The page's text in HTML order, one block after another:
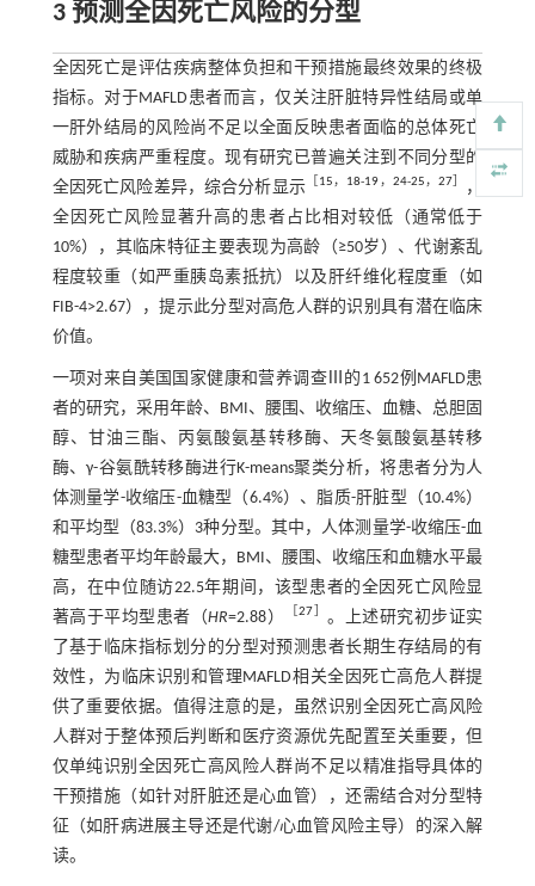
3 预测全因死亡风险的分型
全因死亡是评估疾病整体负担和干预措施最终效果的终极
指标。对于MAFLD患者而言，仅关注肝脏特异性结局或单
一肝外结局的风险尚不足以全面反映患者面临的总体死亡
威胁和疾病严重程度。现有研究已普遍关注到不同分型的
全因死亡风险差异，综合分析显示［15， 18-19， 24-25，27］
，
全因死亡风险显著升高的患者占比相对较低（通常低于
10%），其临床特征主要表现为高龄（≥50岁）、代谢紊乱
程度较重（如严重胰岛素抵抗）以及肝纤维化程度重（如
FIB-4>2.67），提示此分型对高危人群的识别具有潜在临床
价值。
一项对来自美国国家健康和营养调查Ⅲ的1 652例MAFLD患
者的研究，采用年龄、BMI、腰围、收缩压、血糖、总胆固
醇、甘油三酯、丙氨酸氨基转移酶、天冬氨酸氨基转移
酶、γ-谷氨酰转移酶进行K-means聚类分析，将患者分为人
体测量学-收缩压-血糖型（6.4%）、脂质-肝脏型（10.4%）
和平均型（83.3%）3种分型。其中，人体测量学-收缩压-血
糖型患者平均年龄最大，BMI、腰围、收缩压和血糖水平最
高，在中位随访22.5年期间，该型患者的全因死亡风险显
著高于平均型患者（HR=2.88） ［27］ 。上述研究初步证实
了基于临床指标划分的分型对预测患者长期生存结局的有
效性，为临床识别和管理MAFLD相关全因死亡高危人群提
供了重要依据。值得注意的是，虽然识别全因死亡高风险
人群对于整体预后判断和医疗资源优先配置至关重要，但
仅单纯识别全因死亡高风险人群尚不足以精准指导具体的
干预措施（如针对肝脏还是心血管），还需结合对分型特
征（如肝病进展主导还是代谢/心血管风险主导）的深入解
读。